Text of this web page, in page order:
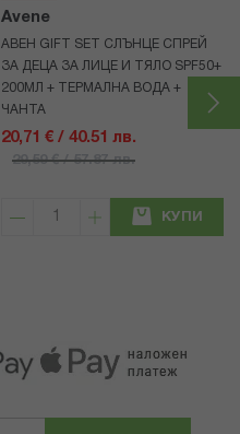
Avene
АВЕН GIFT SET СЛЪНЦЕ СПРЕЙ
ЗА ДЕЦА ЗА ЛИЦЕ И ТЯЛО SPF50+
200МЛ + ТЕРМАЛНА ВОДА +
ЧАНТА
20,71 € / 40.51 лв.
29,59 € / 57.87 лв.
КУПИ